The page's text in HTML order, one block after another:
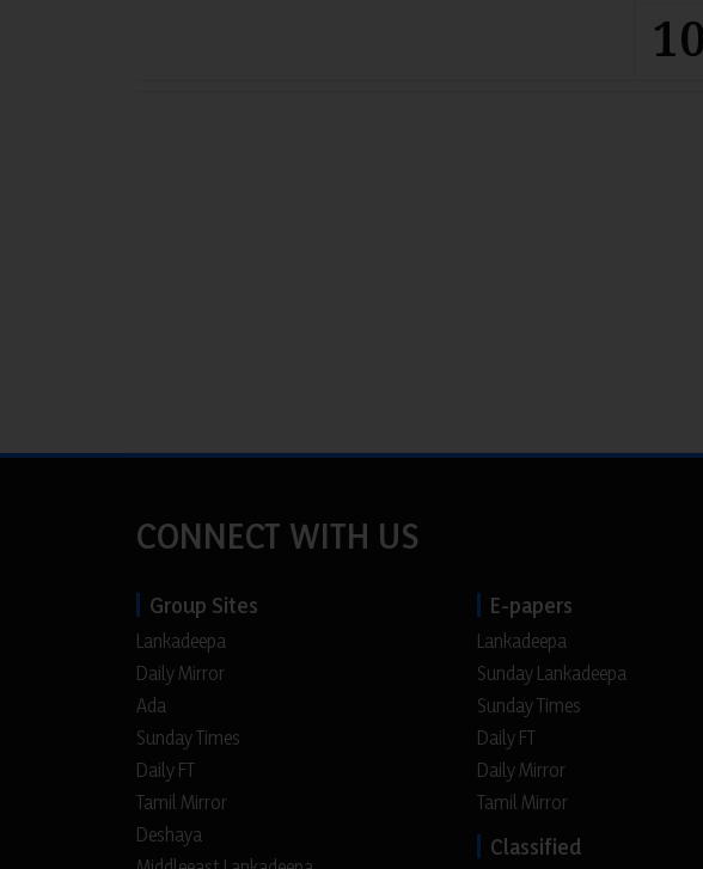
10
CONNECT WITH US
Group Sites
Lankadeepa
Daily Mirror
Ada
Sunday Times
Daily FT
Tamil Mirror
Deshaya
E-papers
Lankadeepa
Sunday Lankadeepa
Sunday Times
Daily FT
Daily Mirror
Tamil Mirror
Classified